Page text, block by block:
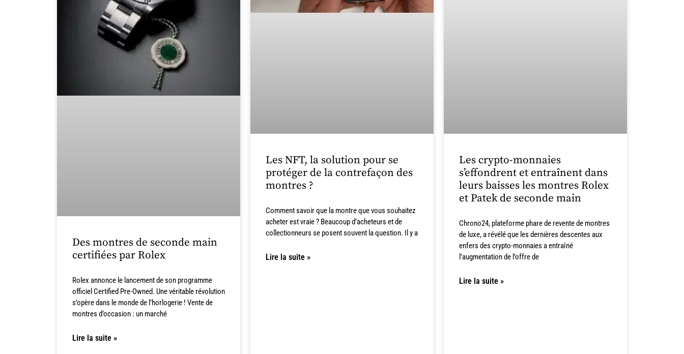
Des montres de seconde main
certifiées par Rolex
Rolex annonce le lancement de son programme
officiel Certified Pre-Owned. Une véritable révolution
s’opère dans le monde de l’horlogerie ! Vente de
montres d’occasion : un marché
Lire la suite »
Les NFT, la solution pour se
protéger de la contrefaçon des
montres ?
Comment savoir que la montre que vous souhaitez
acheter est vraie ? Beaucoup d’acheteurs et de
collectionneurs se posent souvent la question. Il y a
Lire la suite »
Les crypto-monnaies
s’effondrent et entraînent dans
leurs baisses les montres Rolex
et Patek de seconde main
Chrono24, plateforme phare de revente de montres
de luxe, a révélé que les dernières descentes aux
enfers des crypto-monnaies a entraîné
l’augmentation de l’offre de
Lire la suite »